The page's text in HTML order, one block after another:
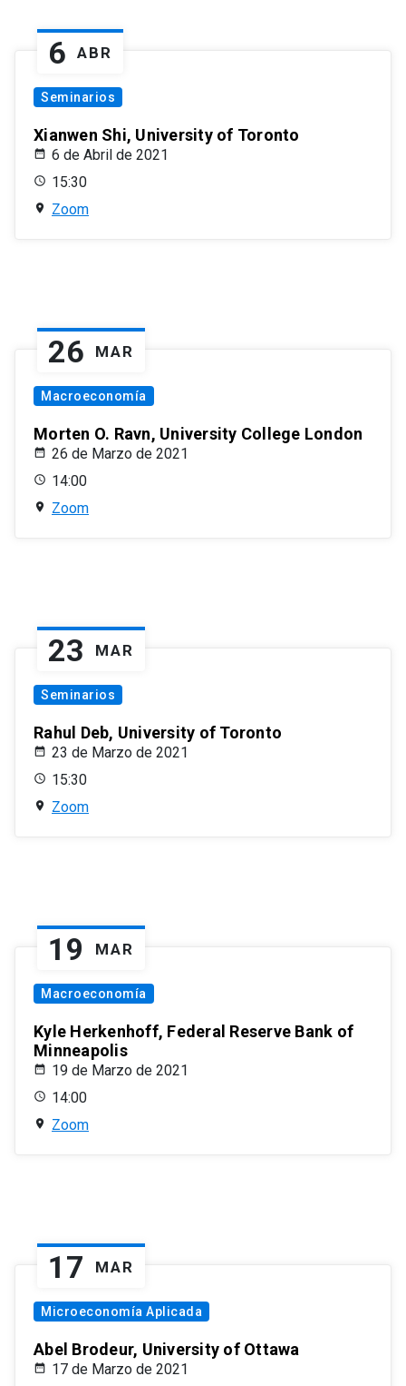
6 ABR
Seminarios
Xianwen Shi, University of Toronto
6 de Abril de 2021
15:30
Zoom
26 MAR
Macroeconomía
Morten O. Ravn, University College London
26 de Marzo de 2021
14:00
Zoom
23 MAR
Seminarios
Rahul Deb, University of Toronto
23 de Marzo de 2021
15:30
Zoom
19 MAR
Macroeconomía
Kyle Herkenhoff, Federal Reserve Bank of
Minneapolis
19 de Marzo de 2021
14:00
Zoom
17 MAR
Microeconomía Aplicada
Abel Brodeur, University of Ottawa
17 de Marzo de 2021